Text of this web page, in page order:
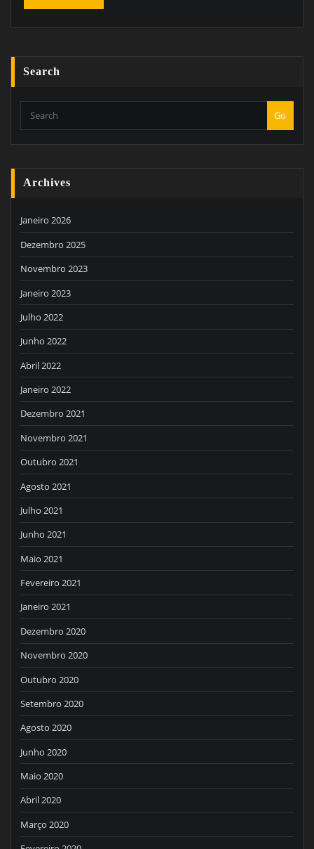
Search
Go
Archives
Janeiro 2026
Dezembro 2025
Novembro 2023
Janeiro 2023
Julho 2022
Junho 2022
Abril 2022
Janeiro 2022
Dezembro 2021
Novembro 2021
Outubro 2021
Agosto 2021
Julho 2021
Junho 2021
Maio 2021
Fevereiro 2021
Janeiro 2021
Dezembro 2020
Novembro 2020
Outubro 2020
Setembro 2020
Agosto 2020
Junho 2020
Maio 2020
Abril 2020
Março 2020